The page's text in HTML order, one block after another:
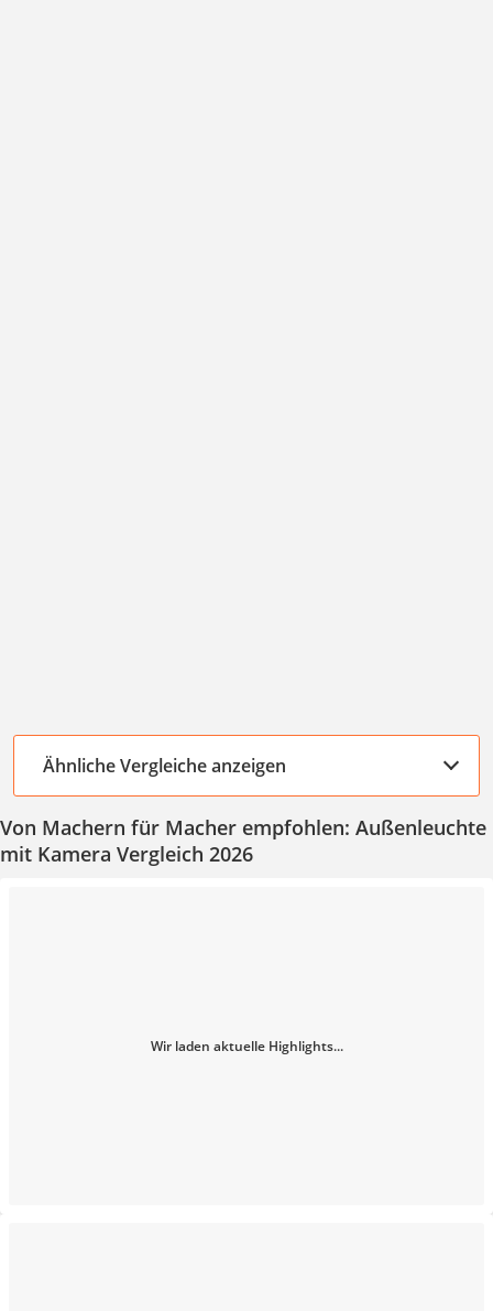
Ähnliche Vergleiche anzeigen
Von Machern für Macher empfohlen: Außenleuchte
mit Kamera Vergleich 2026
Wir laden aktuelle Highlights...